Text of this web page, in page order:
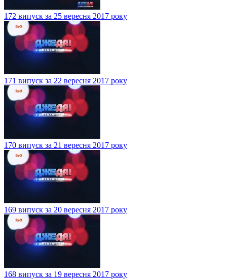
172 випуск за 25 вересня 2017 року
171 випуск за 22 вересня 2017 року
170 випуск за 21 вересня 2017 року
169 випуск за 20 вересня 2017 року
168 випуск за 19 вересня 2017 року